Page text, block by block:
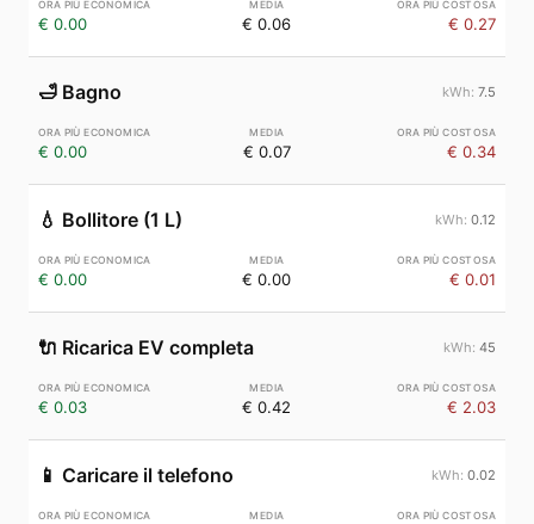
€ 0.00 € 0.06 € 0.27
🛁 Bagno 7.5
€ 0.00 € 0.07 € 0.34
💧 Bollitore (1 L) 0.12
€ 0.00 € 0.00 € 0.01
🔌 Ricarica EV completa 45
€ 0.03 € 0.42 € 2.03
📱 Caricare il telefono 0.02